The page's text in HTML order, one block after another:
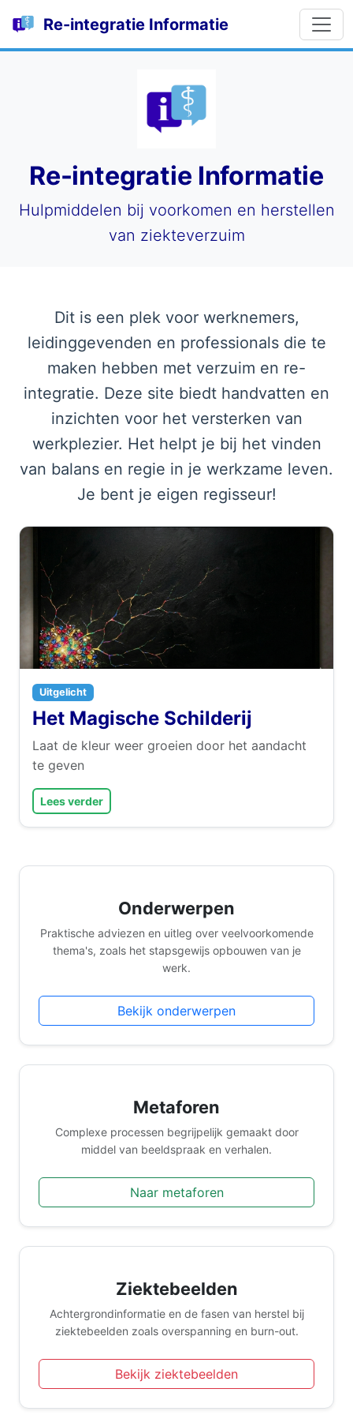
Re-integratie Informatie
Re-integratie Informatie
Hulpmiddelen bij voorkomen en herstellen
van ziekteverzuim
Dit is een plek voor werknemers,
leidinggevenden en professionals die te
maken hebben met verzuim en re-
integratie. Deze site biedt handvatten en
inzichten voor het versterken van
werkplezier. Het helpt je bij het vinden
van balans en regie in je werkzame leven.
Je bent je eigen regisseur!
Uitgelicht
Het Magische Schilderij
Laat de kleur weer groeien door het aandacht
te geven
Lees verder
Onderwerpen
Praktische adviezen en uitleg over veelvoorkomende
thema's, zoals het stapsgewijs opbouwen van je
werk.
Bekijk onderwerpen
Metaforen
Complexe processen begrijpelijk gemaakt door
middel van beeldspraak en verhalen.
Naar metaforen
Ziektebeelden
Achtergrondinformatie en de fasen van herstel bij
ziektebeelden zoals overspanning en burn-out.
Bekijk ziektebeelden